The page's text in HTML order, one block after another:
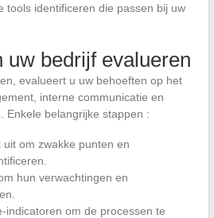
tools identificeren die passen bij uw
uw bedrijf evalueren
evalueert u uw behoeften op het
interne communicatie en
Enkele belangrijke stappen :
om zwakke punten en
hun verwachtingen en
indicatoren om de processen te